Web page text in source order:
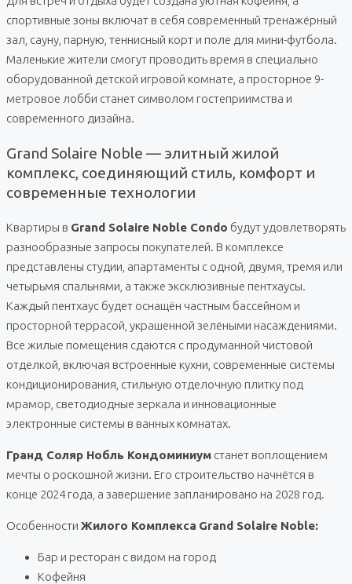
спортивные зоны включат в себя современный тренажёрный
зал, сауну, парную, теннисный корт и поле для мини-футбола.
Маленькие жители смогут проводить время в специально
оборудованной детской игровой комнате, а просторное 9-
метровое лобби станет символом гостеприимства и
современного дизайна.
Grand Solaire Noble — элитный жилой
комплекс, соединяющий стиль, комфорт и
современные технологии
Квартиры в Grand Solaire Noble Condo будут удовлетворять
разнообразные запросы покупателей. В комплексе
представлены студии, апартаменты с одной, двумя, тремя или
четырьмя спальнями, а также эксклюзивные пентхаусы.
Каждый пентхаус будет оснащён частным бассейном и
просторной террасой, украшенной зелёными насаждениями.
Все жилые помещения сдаются с продуманной чистовой
отделкой, включая встроенные кухни, современные системы
кондиционирования, стильную отделочную плитку под
мрамор, светодиодные зеркала и инновационные
электронные системы в ванных комнатах.
Гранд Соляр Нобль Кондоминиум станет воплощением
мечты о роскошной жизни. Его строительство начнётся в
конце 2024 года, а завершение запланировано на 2028 год.
Особенности Жилого Комплекса Grand Solaire Noble:
Бар и ресторан с видом на город
Кофейня